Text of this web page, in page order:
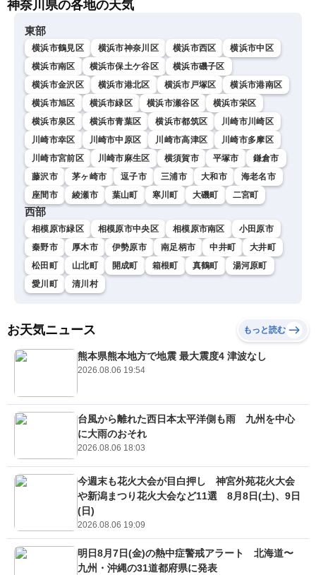
神奈川県の各地の天気
東部
横浜市鶴見区 横浜市神奈川区 横浜市西区
横浜市中区
横浜市南区
横浜市保土ケ谷区
横浜市磯子区
横浜市金沢区
横浜市港北区 横浜市戸塚区
横浜市港南区
横浜市旭区
横浜市緑区 横浜市瀬谷区
横浜市栄区
横浜市泉区
横浜市青葉区 横浜市都筑区
川崎市川崎区
川崎市幸区
川崎市中原区 川崎市高津区
川崎市多摩区
川崎市宮前区
川崎市麻生区 横須賀市 平塚市
鎌倉市
藤沢市
茅ヶ崎市 逗子市 三浦市 大和市
海老名市
座間市
綾瀬市 葉山町 寒川町 大磯町 二宮町
西部
相模原市緑区 相模原市中央区 相模原市南区
小田原市
秦野市
厚木市 伊勢原市 南足柄市 中井町
大井町
松田町
山北町 開成町 箱根町 真鶴町
湯河原町
愛川町
清川村
お天気ニュース もっと読む
熊本県熊本地方で地震 最大震度4 津波なし
2026.08.06 19:54
台風から離れた西日本太平洋側も雨 九州を中心
に大雨のおそれ
2026.08.06 18:03
今週末も花火大会が目白押し 神宮外苑花火大会
や新潟まつり花火大会など11選 8月8日(土)、9日
(日)
2026.08.06 19:09
明日8月7日(金)の熱中症警戒アラート 北海道〜
九州・沖縄の31道都府県に発表